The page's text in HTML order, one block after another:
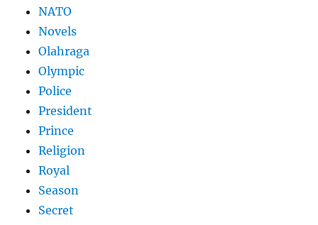
NATO
Novels
Olahraga
Olympic
Police
President
Prince
Religion
Royal
Season
Secret